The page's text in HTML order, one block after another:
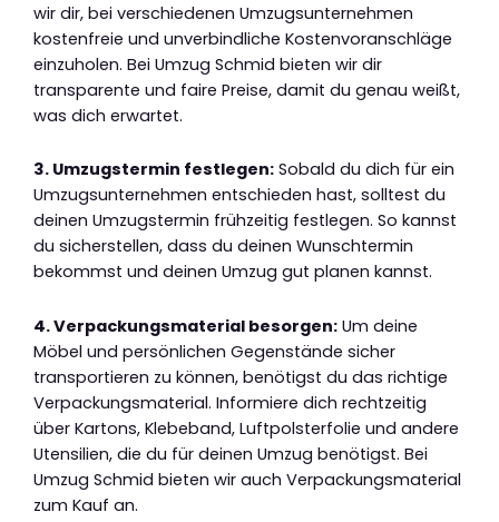
wir dir, bei verschiedenen Umzugsunternehmen
kostenfreie und unverbindliche Kostenvoranschläge
einzuholen. Bei Umzug Schmid bieten wir dir
transparente und faire Preise, damit du genau weißt,
was dich erwartet.
3. Umzugstermin festlegen: Sobald du dich für ein
Umzugsunternehmen entschieden hast, solltest du
deinen Umzugstermin frühzeitig festlegen. So kannst
du sicherstellen, dass du deinen Wunschtermin
bekommst und deinen Umzug gut planen kannst.
4. Verpackungsmaterial besorgen: Um deine
Möbel und persönlichen Gegenstände sicher
transportieren zu können, benötigst du das richtige
Verpackungsmaterial. Informiere dich rechtzeitig
über Kartons, Klebeband, Luftpolsterfolie und andere
Utensilien, die du für deinen Umzug benötigst. Bei
Umzug Schmid bieten wir auch Verpackungsmaterial
zum Kauf an.